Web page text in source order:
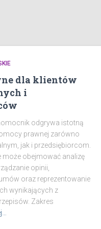
dla klientów
i
odgrywa istotną
prawnej zarówno
jak i przedsiębiorcom.
może obejmować analizę
opinii,
oraz reprezentowanie
wynikających z
Zakres